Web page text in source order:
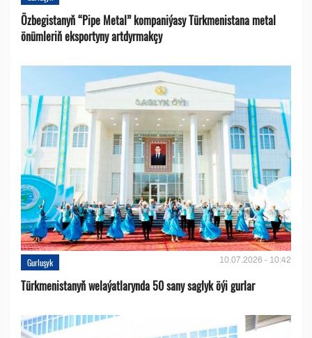
Özbegistanyň “Pipe Metal” kompaniýasy Türkmenistana metal
önümleriň eksportyny artdyrmakçy
Gurluşyk 10.07.2026 - 10:42
Türkmenistanyň welaýatlarynda 50 sany saglyk öýi gurlar